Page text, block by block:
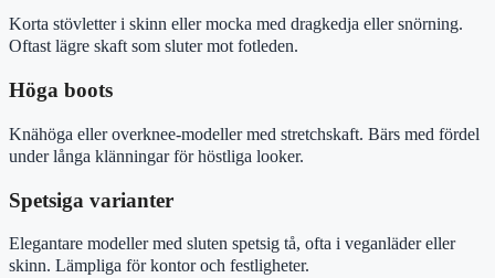
Korta stövletter i skinn eller mocka med dragkedja eller snörning.
Oftast lägre skaft som sluter mot fotleden.
Höga boots
Knähöga eller overknee-modeller med stretchskaft. Bärs med fördel
under långa klänningar för höstliga looker.
Spetsiga varianter
Elegantare modeller med sluten spetsig tå, ofta i veganläder eller
skinn. Lämpliga för kontor och festligheter.